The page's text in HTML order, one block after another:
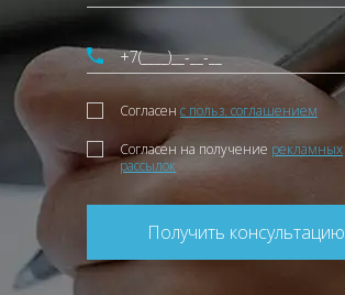
Согласен с польз. соглашением
Согласен на получение рекламных
рассылок
Получить консультацию